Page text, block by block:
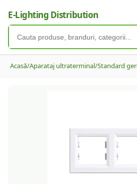
E-Lighting Distribution
Acasă/Aparataj ultraterminal/Standard